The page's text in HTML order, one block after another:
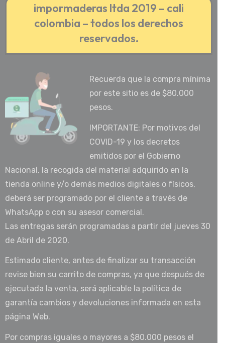
impormaderas ltda 2019 – cali
colombia – todos los derechos
reservados.
Recuerda que la compra mínima
por este sitio es de $80.000
pesos.
IMPORTANTE: Por motivos del
COVID-19 y los decretos
emitidos por el Gobierno
Nacional, la recogida del material adquirido en la
tienda online y/o demás medios digitales o físicos,
deberá ser programado por el cliente a través de
WhatsApp o con su asesor comercial.
Las entregas serán programadas a partir del jueves 30
de Abril de 2020.
Estimado cliente, antes de finalizar su transacción
revise bien su carrito de compras, ya que después de
ejecutada la venta, será aplicable la política de
garantía cambios y devoluciones informada en esta
página Web.
Por compras iguales o mayores a $80.000 pesos el